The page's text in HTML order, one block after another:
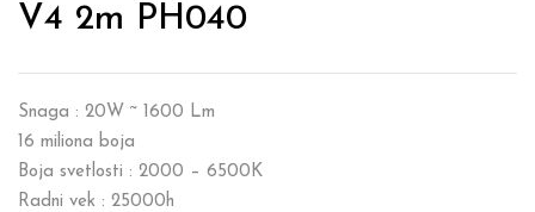
V4 2m PH040
Snaga : 20W ~ 1600 Lm
16 miliona boja
Boja svetlosti : 2000 – 6500K
Radni vek : 25000h